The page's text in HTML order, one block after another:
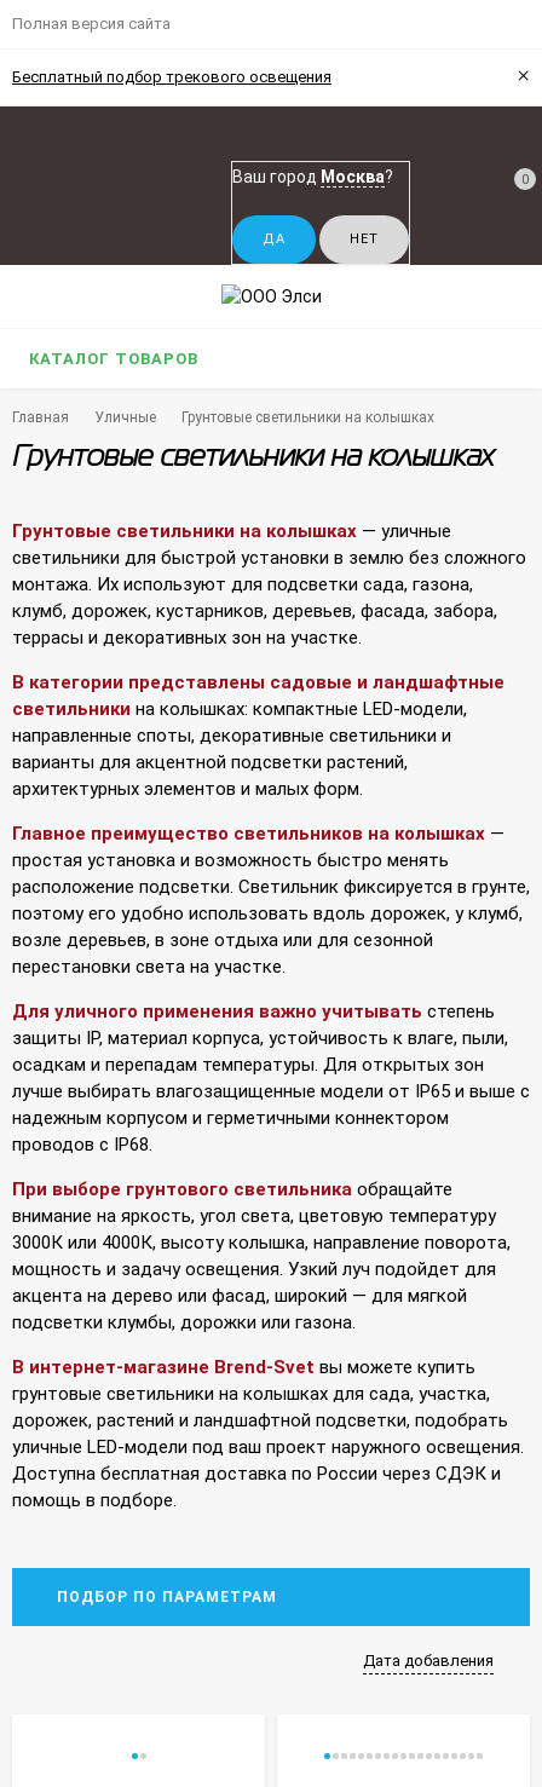
Полная версия сайта
Бесплатный подбор трекового освещения ×
Ваш город Москва? 0
КАТАЛОГ ТОВАРОВ
Главная Уличные Грунтовые светильники на колышках
Грунтовые светильники на колышках
Грунтовые светильники на колышках — уличные
светильники для быстрой установки в землю без сложного
монтажа. Их используют для подсветки сада, газона,
клумб, дорожек, кустарников, деревьев, фасада, забора,
террасы и декоративных зон на участке.
В категории представлены садовые и ландшафтные
светильники на колышках: компактные LED-модели,
направленные споты, декоративные светильники и
варианты для акцентной подсветки растений,
архитектурных элементов и малых форм.
Главное преимущество светильников на колышках —
простая установка и возможность быстро менять
расположение подсветки. Светильник фиксируется в грунте,
поэтому его удобно использовать вдоль дорожек, у клумб,
возле деревьев, в зоне отдыха или для сезонной
перестановки света на участке.
Для уличного применения важно учитывать степень
защиты IP, материал корпуса, устойчивость к влаге, пыли,
осадкам и перепадам температуры. Для открытых зон
лучше выбирать влагозащищенные модели от IP65 и выше с
надежным корпусом и герметичными коннектором
проводов с IP68.
При выборе грунтового светильника обращайте
внимание на яркость, угол света, цветовую температуру
3000К или 4000К, высоту колышка, направление поворота,
мощность и задачу освещения. Узкий луч подойдет для
акцента на дерево или фасад, широкий — для мягкой
подсветки клумбы, дорожки или газона.
В интернет-магазине Brend-Svet вы можете купить
грунтовые светильники на колышках для сада, участка,
дорожек, растений и ландшафтной подсветки, подобрать
уличные LED-модели под ваш проект наружного освещения.
Доступна бесплатная доставка по России через СДЭК и
помощь в подборе.
ПОДБОР ПО ПАРАМЕТРАМ
Дата добавления